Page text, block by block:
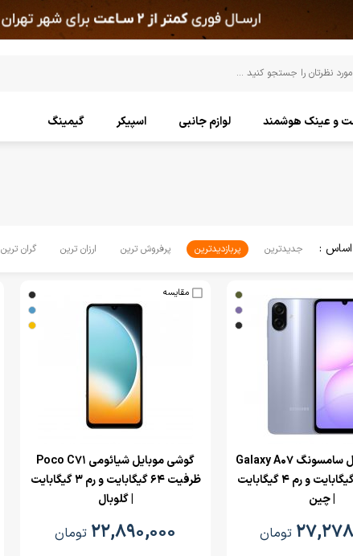
و عینک هوشمند لوازم جانبی اسپیکر گیمینگ
: جدیدترین پربازدیدترین پرفروش ترین ارزان ترین گران ترین
گوشی موبایل سامسونگ Galaxy A07
ظرفیت 64 گیگابایت و رم 4 گیگابایت
| چین
تومان
مقایسه
‌گوشی موبایل شیائومی Poco C71
ظرفیت 64 گیگابایت و رم 3 گیگابایت
| گلوبال
۲۲,۸۹۰,۰۰۰ تومان